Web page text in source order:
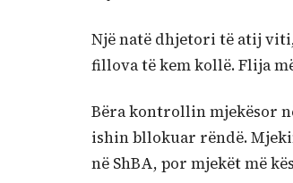
Një natë dhjetori të atij
fillova të kem kollë. Flija
Bëra kontrollin mjekësor
ishin bllokuar rëndë.
në ShBA, por mjekët më